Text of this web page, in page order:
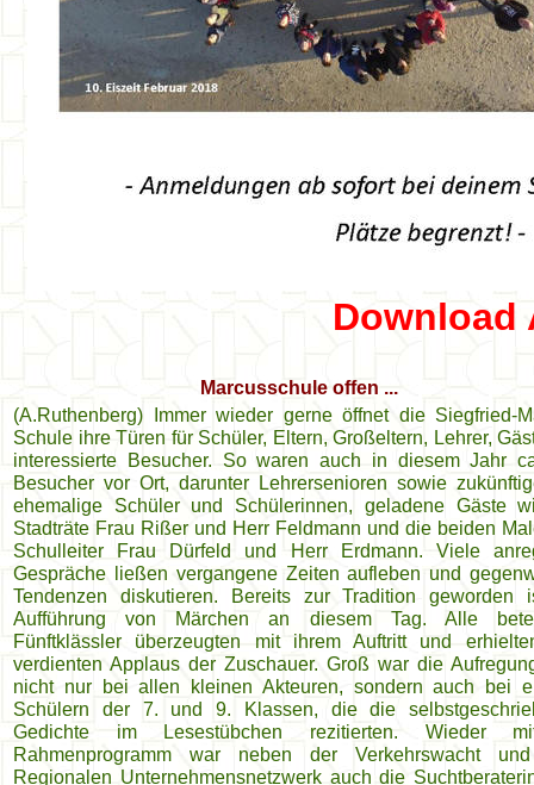
Download
Marcusschule offen ...
(A.Ruthenberg) Immer wieder gerne öffnet die Siegfried-
Schule ihre Türen für Schüler, Eltern, Großeltern, Lehrer,
interessierte Besucher. So waren auch in diesem Jahr
Besucher vor Ort, darunter Lehrersenioren sowie
ehemalige Schüler und Schülerinnen, geladene Gäste
Stadträte Frau Rißer und Herr Feldmann und die beiden
Schulleiter Frau Dürfeld und Herr Erdmann. Viele
Gespräche ließen vergangene Zeiten aufleben und
Tendenzen diskutieren. Bereits zur Tradition geworden
Aufführung von Märchen an diesem Tag. Alle
Fünftklässler überzeugten mit ihrem Auftritt und
verdienten Applaus der Zuschauer. Groß war die
nicht nur bei allen kleinen Akteuren, sondern auch bei
Schülern der 7. und 9. Klassen, die die
Gedichte im Lesestübchen rezitierten. Wieder
Rahmenprogramm war neben der Verkehrswacht
Regionalen Unternehmensnetzwerk auch die